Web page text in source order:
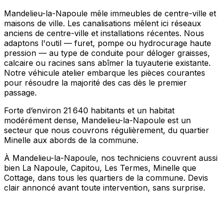
Mandelieu-la-Napoule mêle immeubles de centre-ville et
maisons de ville. Les canalisations mêlent ici réseaux
anciens de centre-ville et installations récentes. Nous
adaptons l'outil — furet, pompe ou hydrocurage haute
pression — au type de conduite pour déloger graisses,
calcaire ou racines sans abîmer la tuyauterie existante.
Notre véhicule atelier embarque les pièces courantes
pour résoudre la majorité des cas dès le premier
passage.
Forte d’environ 21 640 habitants et un habitat
modérément dense, Mandelieu-la-Napoule est un
secteur que nous couvrons régulièrement, du quartier
Minelle aux abords de la commune.
À Mandelieu-la-Napoule, nos techniciens couvrent aussi
bien La Napoule, Capitou, Les Termes, Minelle que
Cottage, dans tous les quartiers de la commune. Devis
clair annoncé avant toute intervention, sans surprise.